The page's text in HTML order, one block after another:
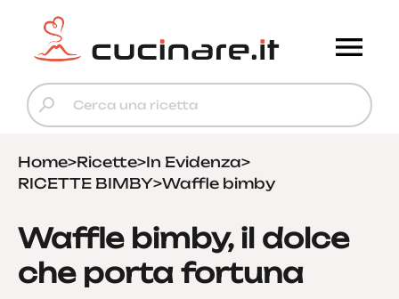
Home>Ricette>In Evidenza>
RICETTE BIMBY>Waffle bimby
Waffle bimby, il dolce
che porta fortuna